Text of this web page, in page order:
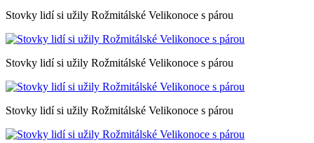
Stovky lidí si užily Rožmitálské Velikonoce s párou
Stovky lidí si užily Rožmitálské Velikonoce s párou
Stovky lidí si užily Rožmitálské Velikonoce s párou